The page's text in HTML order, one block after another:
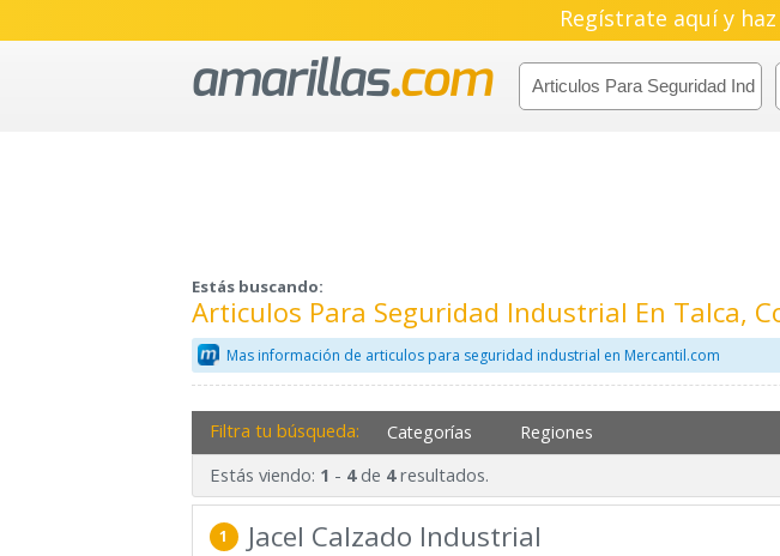
Regístrate aquí y
Estás buscando:
Articulos Para Seguridad Industrial En Talca,
Mas información de articulos para seguridad industrial en Mercantil.com
Filtra tu búsqueda: Categorías Regiones
Estás viendo: 1 - 4de 4resultados.
1 Jacel Calzado Industrial